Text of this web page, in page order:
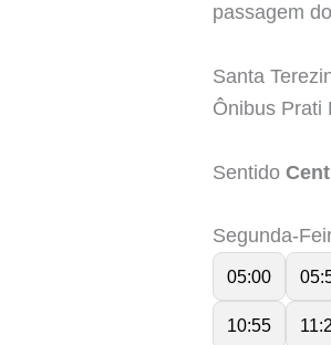
passagem
Santa
Ônibus Prati
Sentido
Segunda-
05:00
10:55